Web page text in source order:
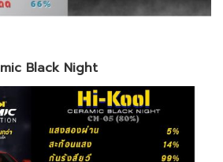
Black Night